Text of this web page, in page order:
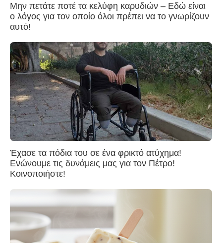
Μην πετάτε ποτέ τα κελύφη καρυδιών – Εδώ είναι
ο λόγος για τον οποίο όλοι πρέπει να το γνωρίζουν
αυτό!
Έχασε τα πόδια του σε ένα φρικτό ατύχημα!
Ενώνουμε τις δυνάμεις μας για τον Πέτρο!
Κοινοποιήστε!